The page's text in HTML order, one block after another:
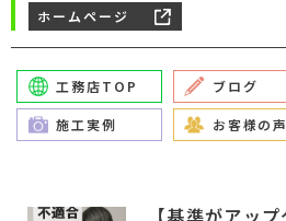
ホームページ
工務店TOP ブログ
施工実例 お客様の声